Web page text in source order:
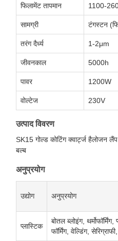
फिलामेंट तापमान 1100-
सामग्री टंगस्टन
तरंग दैर्ध्य 1-2μm
जीवनकाल 5000h
पावर 1200W
वोल्टेज 230V
उत्पाद विवरण
SK15 गोल्ड कोटिंग क्वार्ट्ज हैलोजन
बल्ब
अनुप्रयोग
उद्योग अनुप्रयोग
प्लास्टिक
बोतल ब्लोइंग, थर्मोफॉर्मिंग,
फॉर्मिंग, वेल्डिंग,